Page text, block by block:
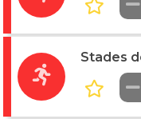
Stades